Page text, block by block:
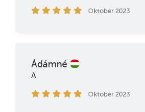
Oktober 2023
Ádámné
A
Oktober 2023